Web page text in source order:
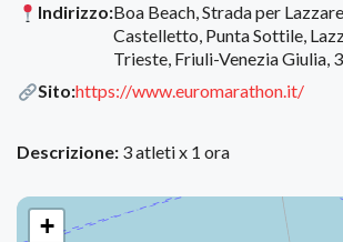
Indirizzo:Boa Beach, Strada per
Castelletto, Punta Sottile,
Trieste, Friuli-Venezia Giulia,
Sito:https://www.euromarathon.it/
Descrizione: 3 atleti x 1 ora
+